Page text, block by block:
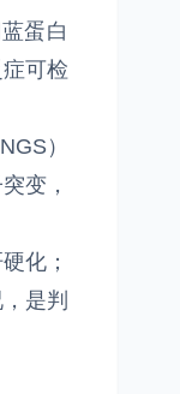
蛋白
可检
）
变，
化；
是判